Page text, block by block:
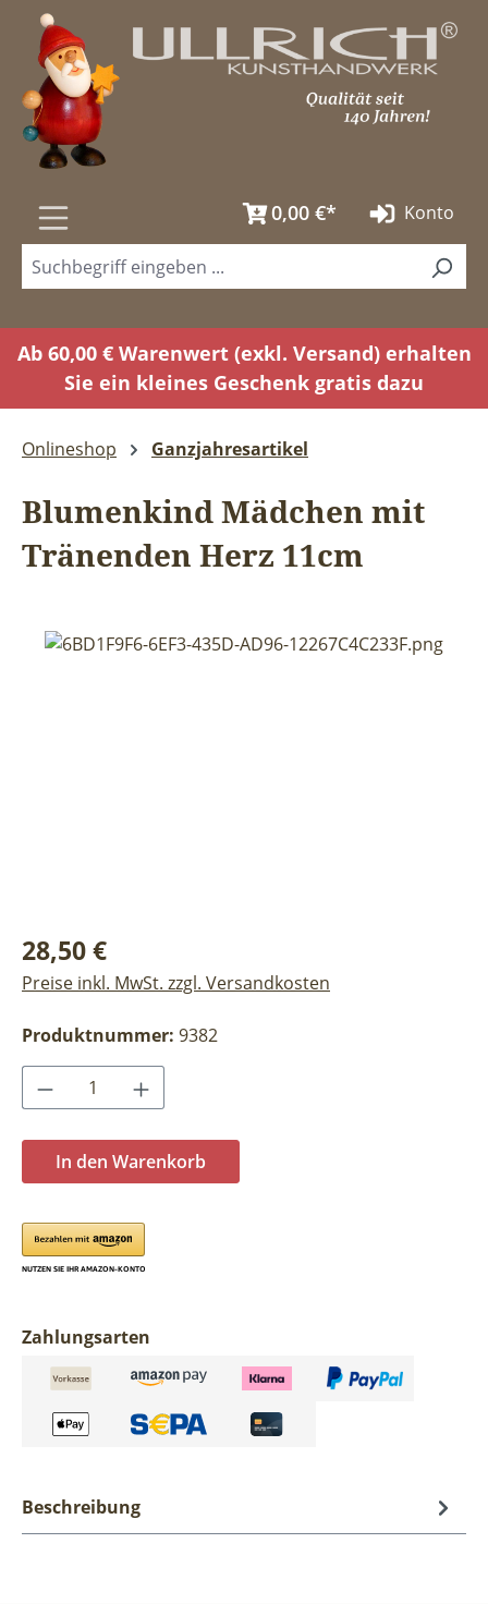
Zum Hauptinhalt springen
0,00 €* Konto
Ab 60,00 € Warenwert (exkl. Versand) erhalten
Sie ein kleines Geschenk gratis dazu
Onlineshop Ganzjahresartikel
Blumenkind Mädchen mit
Tränenden Herz 11cm
Bildergalerie überspringen
Regulärer Preis:
28,50 €
Preise inkl. MwSt. zzgl. Versandkosten
Produktnummer: 9382
Produkt Anzahl: Gib den gewünschten
In den Warenkorb
Zahlungsarten
Beschreibung